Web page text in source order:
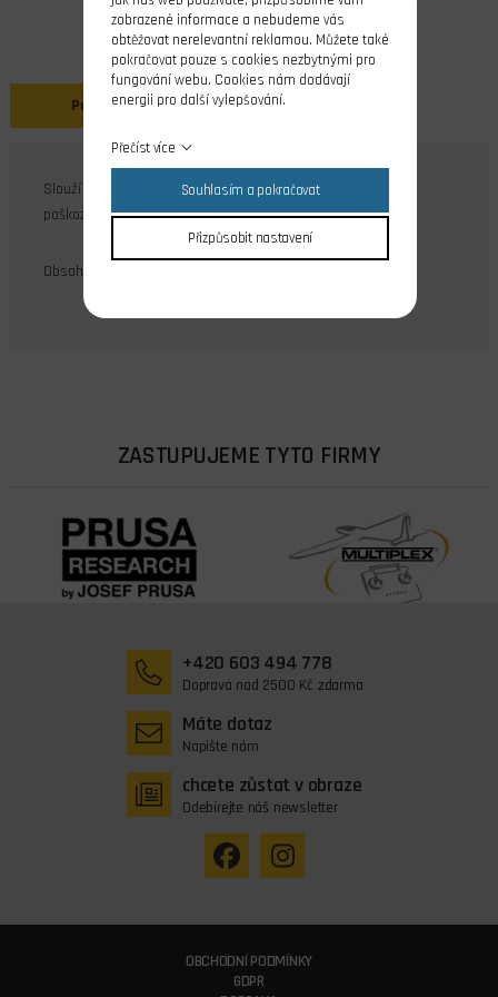
Popis
Slouží jako ochranná izolace kabelů proti mechanickému
poškození.
Obsah balení: 4 ks
ZASTUPUJEME TYTO FIRMY
+420 603 494 778
Doprava nad 2500 Kč zdarma
Máte dotaz
Napište nám
chcete zůstat v obraze
Odebírejte náš newsletter
OBCHODNÍ PODMÍNKY
GDPR
zobrazené informace a nebudeme vás
obtěžovat nerelevantní reklamou. Můžete také
pokračovat pouze s cookies nezbytnými pro
fungování webu. Cookies nám dodávají
energii pro další vylepšování.
Přečíst více
Souhlasím a pokračovat
Přizpůsobit nastavení